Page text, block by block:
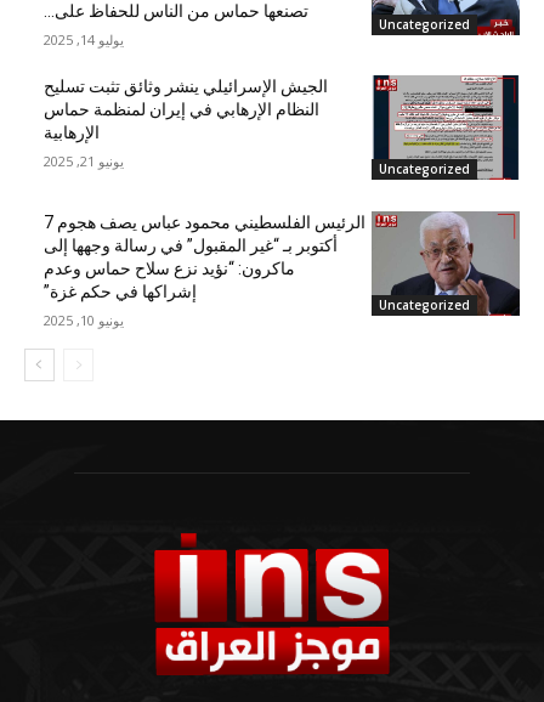
Uncategorized
تصنعها حماس من الناس للحفاظ على...
يوليو 14, 2025
Uncategorized
الجيش الإسرائيلي ينشر وثائق تثبت تسليح
النظام الإرهابي في إيران لمنظمة حماس
الإرهابية
يونيو 21, 2025
Uncategorized
الرئيس الفلسطيني محمود عباس يصف هجوم 7
أكتوبر بـ “غير المقبول” في رسالة وجهها إلى
ماكرون: “نؤيد نزع سلاح حماس وعدم
إشراكها في حكم غزة”
يونيو 10, 2025